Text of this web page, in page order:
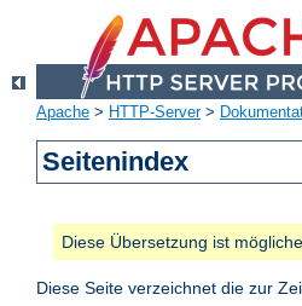
Apache > HTTP-Server>
Seitenindex
Diese Übersetzung ist
Diese Seite verzeichnet die zur